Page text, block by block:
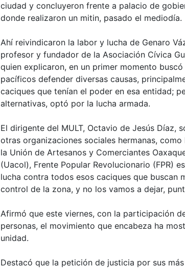
ciudad y concluyeron frente a palacio de
donde realizaron un mitin, pasado el mediodía.
Ahí reivindicaron la labor y lucha de Genaro
profesor y fundador de la Asociación Cívica
quien explicaron, en un primer momento
pacíficos defender diversas causas,
caciques que tenían el poder en esa entidad;
alternativas, optó por la lucha armada.
El dirigente del MULT, Octavio de Jesús Díaz,
otras organizaciones sociales hermanas,
la Unión de Artesanos y Comerciantes
(Uacol), Frente Popular Revolucionario (FPR)
lucha contra todos esos caciques que buscan
control de la zona, y no los vamos a dejar,
Afirmó que este viernes, con la participación
personas, el movimiento que encabeza ha
unidad.
Destacó que la petición de justicia por sus